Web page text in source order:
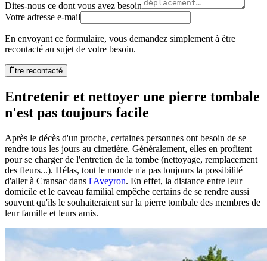
Dites-nous ce dont vous avez besoin
Votre adresse e-mail
En envoyant ce formulaire, vous demandez simplement à être
recontacté au sujet de votre besoin.
Être recontacté
Entretenir et nettoyer une pierre tombale
n'est pas toujours facile
Après le décès d'un proche, certaines personnes ont besoin de se
rendre tous les jours au cimetière. Généralement, elles en profitent
pour se charger de l'entretien de la tombe (nettoyage, remplacement
des fleurs...). Hélas, tout le monde n'a pas toujours la possibilité
d'aller à Cransac dans l'Aveyron. En effet, la distance entre leur
domicile et le caveau familial empêche certains de se rendre aussi
souvent qu'ils le souhaiteraient sur la pierre tombale des membres de
leur famille et leurs amis.